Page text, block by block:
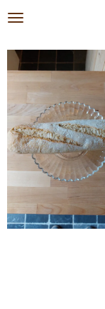
Ga
naar
de
hoofdinhoud